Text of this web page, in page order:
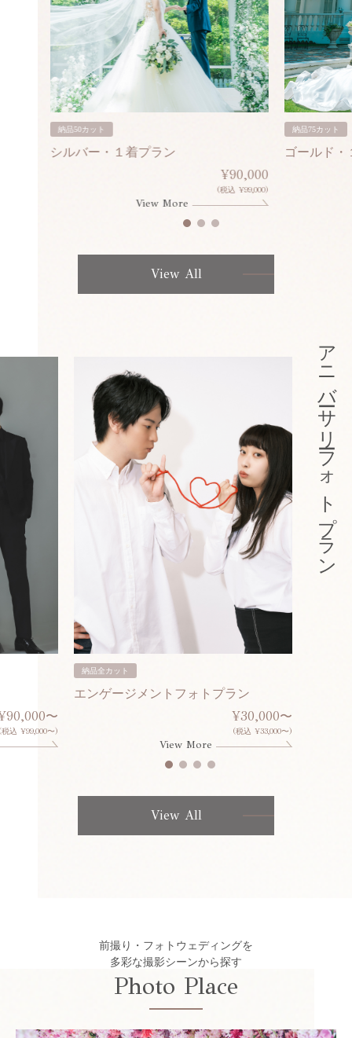
納品50カット
シルバー・１着プラン
¥90,000
(税込 ¥99,000)
View More
納品75カット
ゴールド・
View All
〜
(税込 ¥99,000〜)
納品全カット
エンゲージメントフォトプラン
¥30,000〜
(税込 ¥33,000〜)
View More
アニバーサリーフォトプラン
View All
前撮り・フォトウェディングを
多彩な撮影シーンから探す
Photo Place